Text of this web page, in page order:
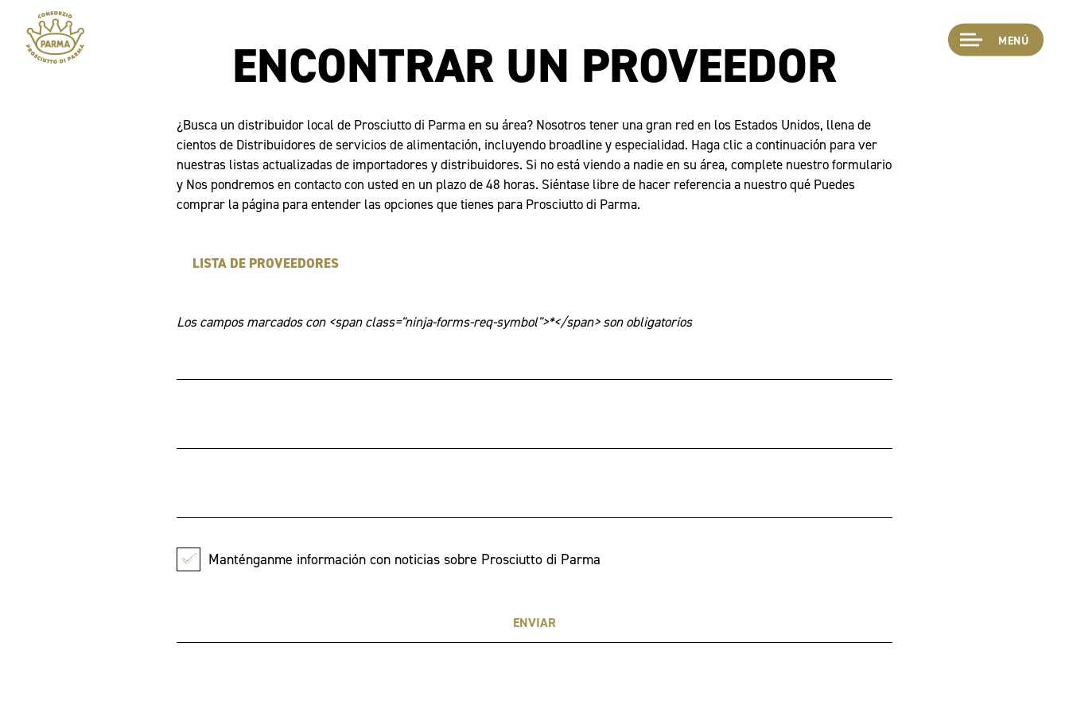
MENÚ
ENCONTRAR UN PROVEEDOR
¿Busca un distribuidor local de Prosciutto di Parma en su área? Nosotros tener una gran red en los Estados Unidos, llena de
cientos de Distribuidores de servicios de alimentación, incluyendo broadline y especialidad. Haga clic a continuación para ver
nuestras listas actualizadas de importadores y distribuidores. Si no está viendo a nadie en su área, complete nuestro formulario
y Nos pondremos en contacto con usted en un plazo de 48 horas. Siéntase libre de hacer referencia a nuestro qué Puedes
comprar la página para entender las opciones que tienes para Prosciutto di Parma.
LISTA DE PROVEEDORES
Los campos marcados con <span class="ninja-forms-req-symbol">*</span> son obligatorios
Manténganme información con noticias sobre Prosciutto di Parma